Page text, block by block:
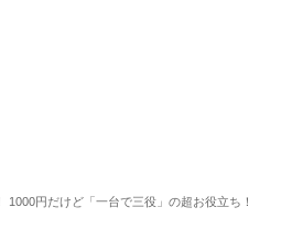
1000円だけど「一台で三役」の超お役立ち！